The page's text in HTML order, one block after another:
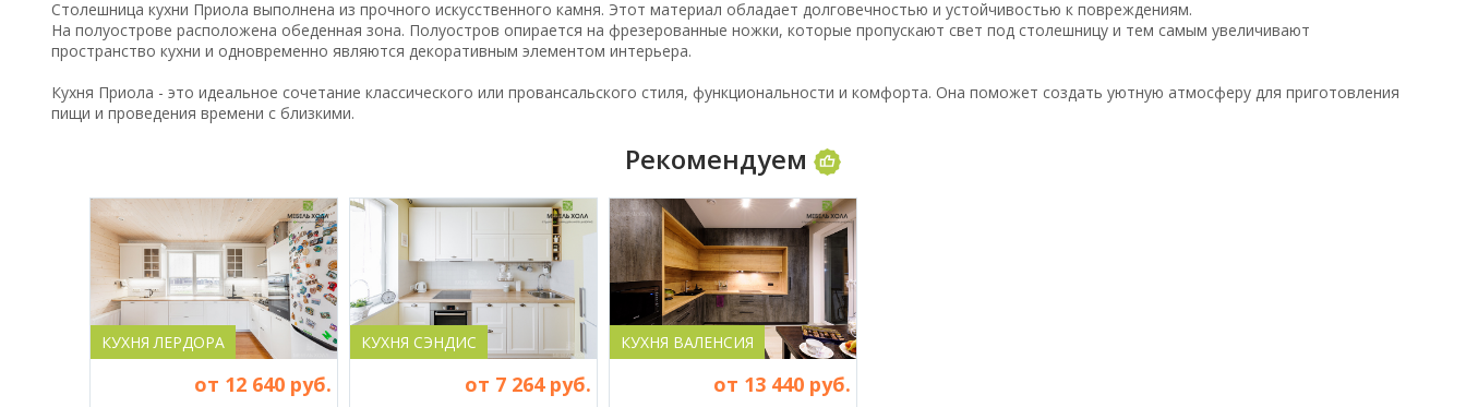
Столешница кухни Приола выполнена из прочного искусственного камня. Этот материал обладает долговечностью и устойчивостью к повреждениям.
На полуострове расположена обеденная зона. Полуостров опирается на фрезерованные ножки, которые пропускают свет под столешницу и тем самым увеличивают
пространство кухни и одновременно являются декоративным элементом интерьера.
Кухня Приола - это идеальное сочетание классического или провансальского стиля, функциональности и комфорта. Она поможет создать уютную атмосферу для приготовления
пищи и проведения времени с близкими.
Рекомендуем
КУХНЯ ЛЕРДОРА
от 12 640 руб.
КУХНЯ СЭНДИС
от 7 264 руб.
КУХНЯ ВАЛЕНСИЯ
от 13 440 руб.